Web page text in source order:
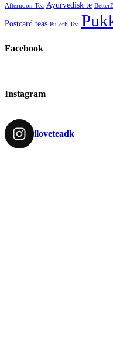
Afternoon Tea Ayurvedisk te
Postcard teas Pu-erh Tea
Facebook
Instagram
iloveteadk